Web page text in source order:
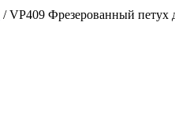
/ VP409 Фрезерованный петух